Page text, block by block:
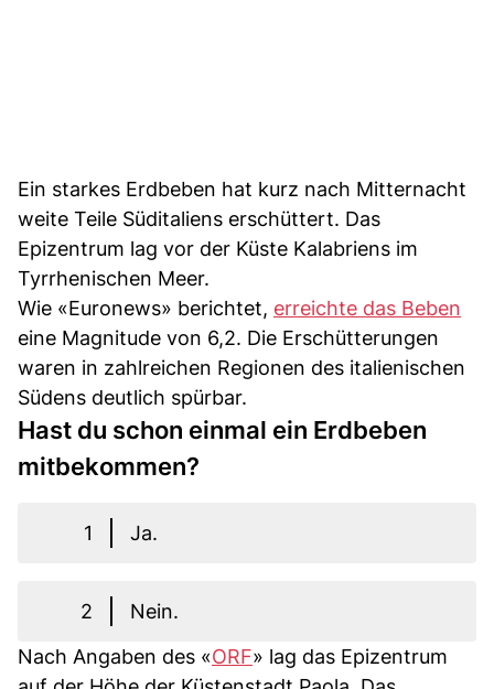
Ein starkes Erdbeben hat kurz nach Mitternacht
weite Teile Süditaliens erschüttert. Das
Epizentrum lag vor der Küste Kalabriens im
Tyrrhenischen Meer.
Wie «Euronews» berichtet, erreichte das Beben
eine Magnitude von 6,2. Die Erschütterungen
waren in zahlreichen Regionen des italienischen
Südens deutlich spürbar.
Hast du schon einmal ein Erdbeben
mitbekommen?
1 Ja.
2
Nein.
Nach Angaben des «ORF» lag das Epizentrum